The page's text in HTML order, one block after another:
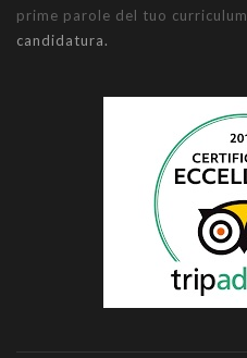
prime parole del tuo curriculum
candidatura.